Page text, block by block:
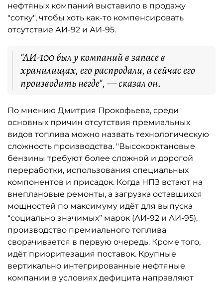
нефтяных компаний выставило в продажу
"сотку", чтобы хоть как-то компенсировать
отсутствие АИ-92 и АИ-95.
"АИ-100 был у компаний в запасе в
хранилищах, его распродали, а сейчас его
производить негде", — сказал он.
По мнению Дмитрия Прокофьева, среди
основных причин отсутствия премиальных
видов топлива можно назвать технологическую
сложность производства. "Высокооктановые
бензины требуют более сложной и дорогой
переработки, использования специальных
компонентов и присадок. Когда НПЗ встают на
внеплановые ремонты, а загрузка оставшихся
мощностей по максимуму идёт для выпуска
“социально значимых” марок (АИ-92 и АИ-95),
производство премиального топлива
сворачивается в первую очередь. Кроме того,
идёт приоритезация поставок. Крупные
вертикально интегрированные нефтяные
компании в условиях дефицита направляют